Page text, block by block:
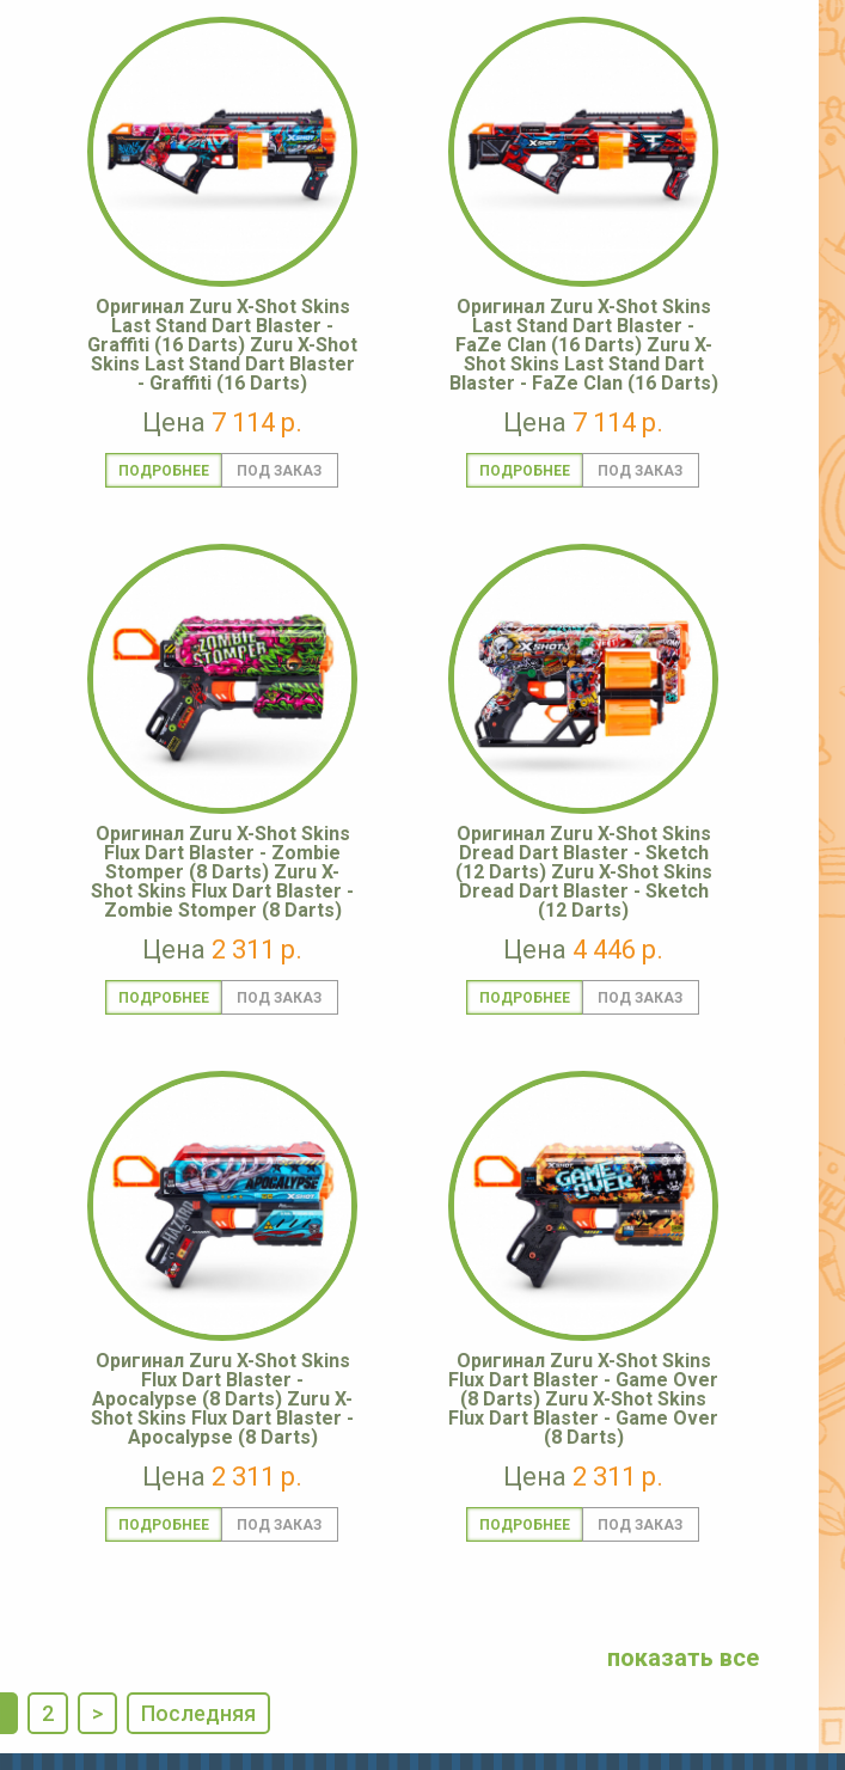
Оригинал Zuru X-Shot Skins
Last Stand Dart Blaster -
Graffiti (16 Darts) Zuru X-Shot
Skins Last Stand Dart Blaster
- Graffiti (16 Darts)
Цена 7 114 р.
ПОДРОБНЕЕ
Оригинал Zuru X-Shot Skins
Last Stand Dart Blaster -
FaZe Clan (16 Darts) Zuru X-
Shot Skins Last Stand Dart
Blaster - FaZe Clan (16 Darts)
Цена 7 114 р.
ПОДРОБНЕЕ
Оригинал Zuru X-Shot Skins
Flux Dart Blaster - Zombie
Stomper (8 Darts) Zuru X-
Shot Skins Flux Dart Blaster -
Zombie Stomper (8 Darts)
Цена 2 311 р.
ПОДРОБНЕЕ
Оригинал Zuru X-Shot Skins
Dread Dart Blaster - Sketch
(12 Darts) Zuru X-Shot Skins
Dread Dart Blaster - Sketch
(12 Darts)
Цена 4 446 р.
ПОДРОБНЕЕ
Оригинал Zuru X-Shot Skins
Flux Dart Blaster -
Apocalypse (8 Darts) Zuru X-
Shot Skins Flux Dart Blaster -
Apocalypse (8 Darts)
Цена 2 311 р.
ПОДРОБНЕЕ
Оригинал Zuru X-Shot Skins
Flux Dart Blaster - Game Over
(8 Darts) Zuru X-Shot Skins
Flux Dart Blaster - Game Over
(8 Darts)
Цена 2 311 р.
ПОДРОБНЕЕ
показать все
2 > Последняя